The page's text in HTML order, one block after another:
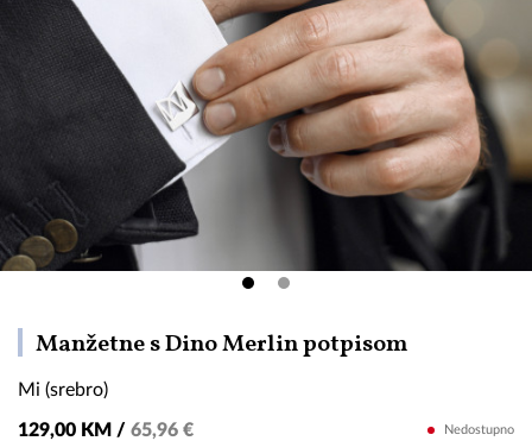
Manžetne s Dino Merlin potpisom
Mi (srebro)
129,00 KM / 65,96 € Nedostupno